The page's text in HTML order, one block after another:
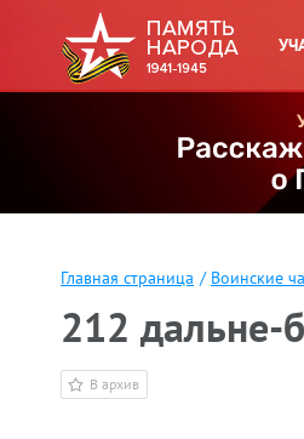
Главная страница / Воинские
212 дальне-
В архив